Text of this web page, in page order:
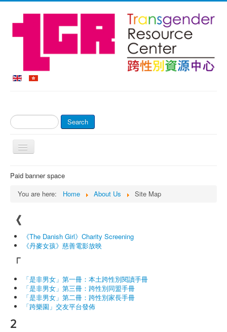
Search
...
Search
Toggle
Home
About Us
Counseling Service
Activities
Database
Media Library
Trans Social Platform
Donors
Paid banner space
You are here:
Home About Us Site Map
《
《The Danish Girl》Charity Screening
《丹麥女孩》慈善電影放映
「
「是非男女」第一冊：本土跨性別閱讀手冊
「是非男女」第三冊：跨性別同盟手冊
「是非男女」第二冊：跨性別家長手冊
「跨樂園」交友平台發佈
2